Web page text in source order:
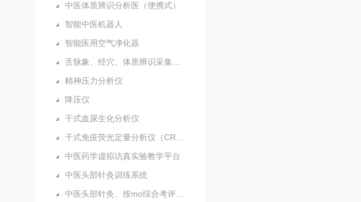
中医体质辨识分析医（便携式）
智能中医机器人
智能医用空气净化器
精神压力分析仪
降压仪
干式血尿生化分析仪
中医药学虚拟访真实验教学平台
中医头部针灸训练系统